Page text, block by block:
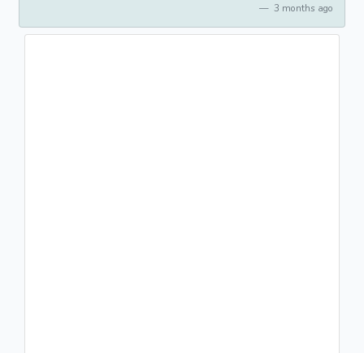
3 months ago